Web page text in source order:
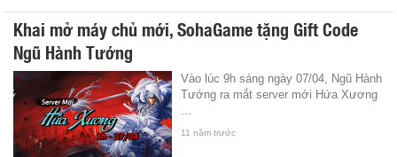
Khai mở máy chủ mới, SohaGame tặng Gift Code
Ngũ Hành Tướng
Vào lúc 9h sáng ngày 07/04, Ngũ Hành
Tướng ra mắt server mới Hứa Xương
11 năm trước